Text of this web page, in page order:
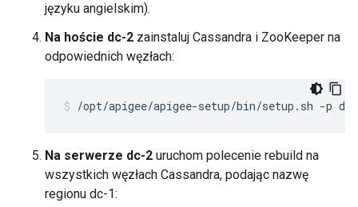
języku angielskim).
Na hoście dc-2 zainstaluj Cassandra i ZooKeeper na
odpowiednich węzłach:
/opt/apigee/apigee-setup/bin/setup.sh -p
Na serwerze dc-2 uruchom polecenie rebuild na
wszystkich węzłach Cassandra, podając nazwę
regionu dc-1: